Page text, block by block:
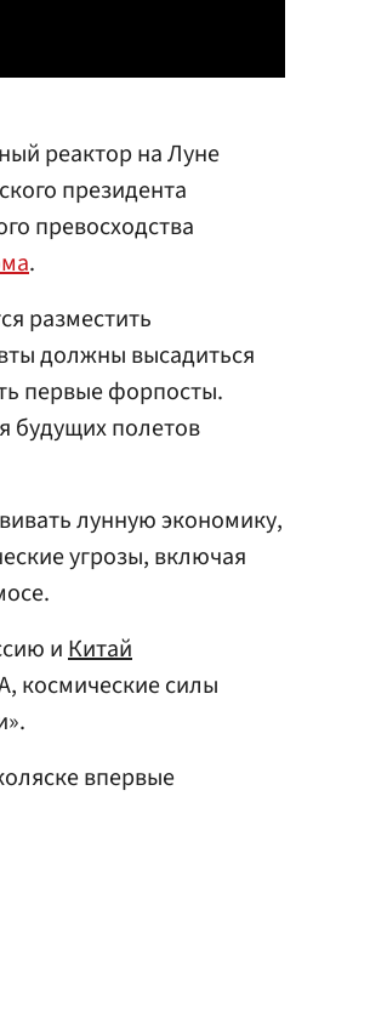
реактор на Луне
президента
превосходства
.
разместить
должны высадиться
первые форпосты.
будущих полетов
лунную экономику,
угрозы, включая
иКитай
космические силы
впервые